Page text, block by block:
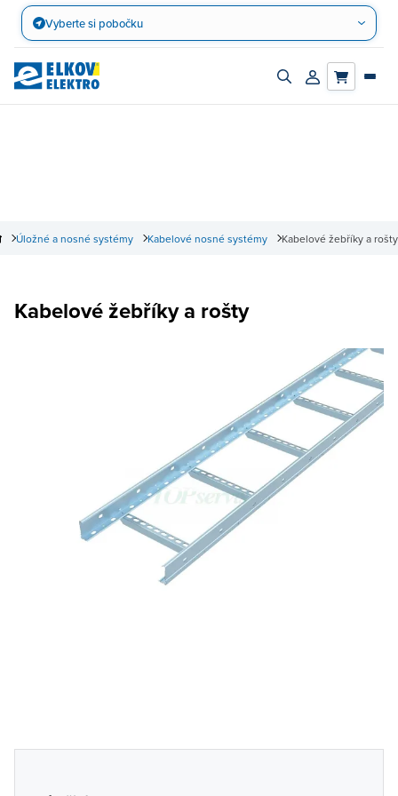
Přejít
obsah
Vyberte si pobočku
Zapnout/vypnout
Přihlásit/
Kabelové žebříky a rošty
Kabelové nosné systémy
Úložné a nosné systémy
Kabelové žebříky a rošty